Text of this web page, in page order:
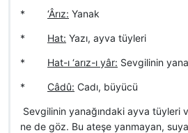
* ‘Ârız: Yanak
* Hat: Yazı, ayva tüyleri
* Hat-ı ‘arız-ı yâr: Sevgilinin
* Câdû: Cadı, büyücü
 Sevgilinin yanağındaki ayva tüyleri
ne de göz. Bu ateşe yanmayan,